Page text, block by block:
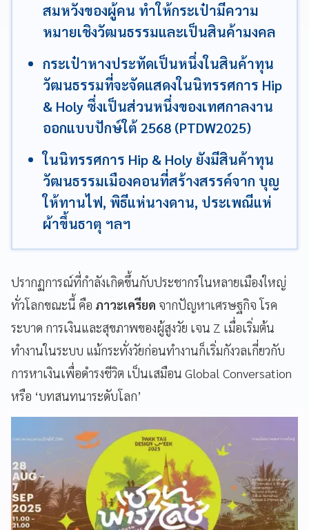
สมหวังของผู้คน ทำให้กระเป๋ามีความ
หมายเชิงวัฒนธรรมและเป็นสินค้ามงคล
กระเป๋าหางประทัดเป็นหนึ่งในสินค้าทุน
วัฒนธรรมที่จะจัดแสดงในนิทรรศการ Hip
& Holy ซึ่งเป็นส่วนหนึ่งของเทศกาลงาน
ออกแบบปักษ์ใต้ 2568 (PTDW2025)
ในนิทรรศการ Hip & Holy ยังมีสินค้าทุน
วัฒนธรรมเมืองคอนที่สร้างสรรค์จาก บุญ
ให้ทานไฟ, พิธีแห่นางดาน, ประเพณีแห่
ผ้าขึ้นธาตุ ฯลฯ
ปรากฏการณ์ที่กำลังเกิดขึ้นกับประชากรในหลายเมืองใหญ่
ทั่วโลกขณะนี้ คือ ภาวะเครียด จากปัญหาเศรษฐกิจ โรค
ระบาด การเงินและสุขภาพของผู้สูงวัย เจน Z เมื่อเริ่มต้น
ทำงานในระบบ แม้กระทั่งวัยก่อนทำงานก็เริ่มกังวลเกี่ยวกับ
การหาเงินเพื่อดำรงชีวิต เป็นเสมือน Global Conversation
หรือ ‘บทสนทนาระดับโลก’